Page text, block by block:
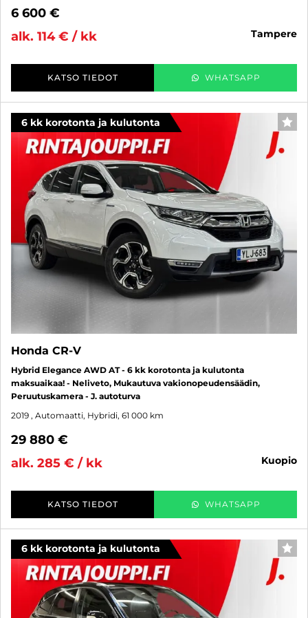
6 600 €
alk. 114 € / kk
tampere
KATSO TIEDOT WHATSAPP
6 kk korotonta ja kulutonta
Honda CR-V
Hybrid Elegance AWD AT - 6 kk korotonta ja kulutonta
maksuaikaa! - Neliveto, Mukautuva vakionopeudensäädin,
Peruutuskamera - J. autoturva
2019 , Automaatti, Hybridi, 61 000 km
29 880 €
alk. 285 € / kk
kuopio
KATSO TIEDOT WHATSAPP
6 kk korotonta ja kulutonta